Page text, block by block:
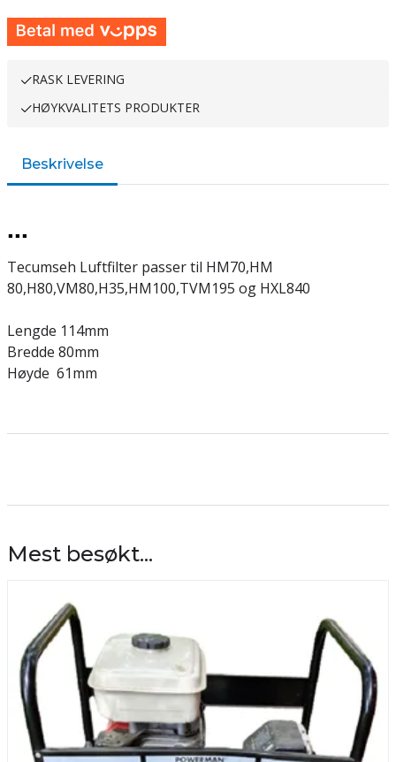
RASK LEVERING
HØYKVALITETS PRODUKTER
Beskrivelse
...
Tecumseh Luftfilter passer til HM70,HM
80,H80,VM80,H35,HM100,TVM195 og HXL840
Lengde 114mm
Bredde 80mm
Høyde 61mm
Mest besøkt...